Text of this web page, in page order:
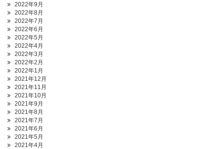
2022年9月
2022年8月
2022年7月
2022年6月
2022年5月
2022年4月
2022年3月
2022年2月
2022年1月
2021年12月
2021年11月
2021年10月
2021年9月
2021年8月
2021年7月
2021年6月
2021年5月
2021年4月